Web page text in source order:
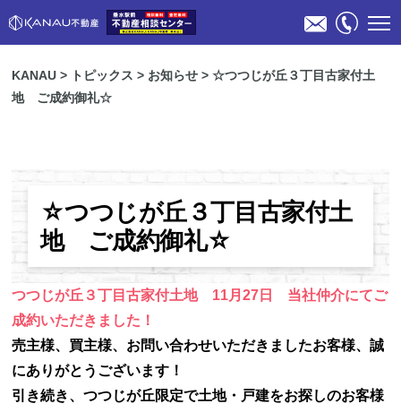
物件検索
不動産売却のご相談
スタッフ紹介
会社概要
KANAU > トピックス > お知らせ >☆つつじが丘３丁目古家付土
地 ご成約御礼☆
☆つつじが丘３丁目古家付土
地 ご成約御礼☆
つつじが丘３丁目古家付土地 11月27日 当社仲介にてご
成約いただきました！
売主様、買主様、お問い合わせいただきましたお客様、誠
にありがとうございます！
引き続き、つつじが丘限定で土地・戸建をお探しのお客様